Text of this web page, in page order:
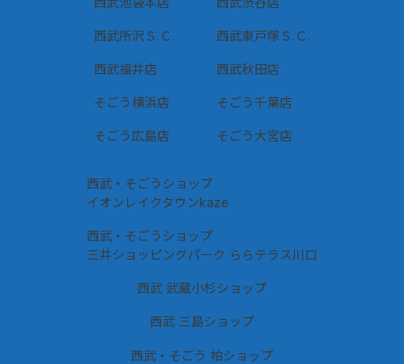
西武東戸塚Ｓ.Ｃ.
西武所沢Ｓ.Ｃ.
西武福井店 西武秋田店
そごう横浜店 そごう千葉店
そごう大宮店
そごう広島店
西武・そごう 柏ショップ
西武 武蔵小杉ショップ
西武 三島ショップ
西武・そごうショップ
三井ショッピングパーク ららテラス川口
西武・そごうショップ
イオンレイクタウンkaze